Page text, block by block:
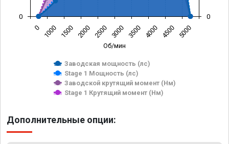
Об/мин
Заводская мощность (лс)
Stage 1 Мощность (лс)
Заводской крутящий момент (Нм)
Stage 1 Крутящий момент (Нм)
0 1000 1500 2000 2500 3000 3500 4000 4500 5000
0 0
Дополнительные опции: